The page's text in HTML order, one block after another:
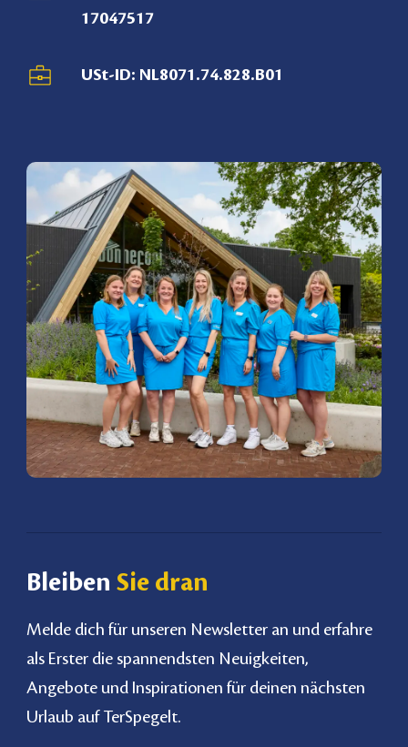
17047517
USt-ID: NL8071.74.828.B01
BleibenSie dran
Melde dich für unseren Newsletter an und erfahre
als Erster die spannendsten Neuigkeiten,
Angebote und Inspirationen für deinen nächsten
Urlaub auf TerSpegelt.